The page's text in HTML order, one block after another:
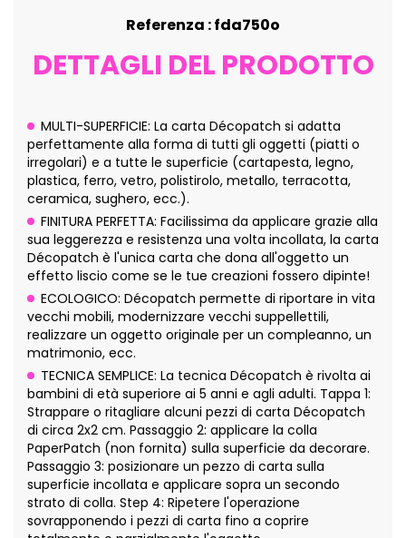
Referenza : fda750o
DETTAGLI DEL PRODOTTO
MULTI-SUPERFICIE: La carta Décopatch si adatta
perfettamente alla forma di tutti gli oggetti (piatti o
irregolari) e a tutte le superficie (cartapesta, legno,
plastica, ferro, vetro, polistirolo, metallo, terracotta,
ceramica, sughero, ecc.).
FINITURA PERFETTA: Facilissima da applicare grazie alla
sua leggerezza e resistenza una volta incollata, la carta
Décopatch è l'unica carta che dona all'oggetto un
effetto liscio come se le tue creazioni fossero dipinte!
ECOLOGICO: Décopatch permette di riportare in vita
vecchi mobili, modernizzare vecchi suppellettili,
realizzare un oggetto originale per un compleanno, un
matrimonio, ecc.
TECNICA SEMPLICE: La tecnica Décopatch è rivolta ai
bambini di età superiore ai 5 anni e agli adulti. Tappa 1:
Strappare o ritagliare alcuni pezzi di carta Décopatch
di circa 2x2 cm. Passaggio 2: applicare la colla
PaperPatch (non fornita) sulla superficie da decorare.
Passaggio 3: posizionare un pezzo di carta sulla
superficie incollata e applicare sopra un secondo
strato di colla. Step 4: Ripetere l'operazione
sovrapponendo i pezzi di carta fino a coprire